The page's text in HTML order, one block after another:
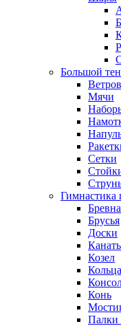
Большой
Мячи
Сетки
Гимнастика
Брусья
Доски
Козел
Кольца
Конь
Палки